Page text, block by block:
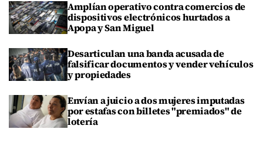
Amplían operativo contra comercios de
dispositivos electrónicos hurtados a
Apopa y San Miguel
Desarticulan una banda acusada de
falsificar documentos y vender vehículos
y propiedades
Envían a juicio a dos mujeres imputadas
por estafas con billetes "premiados" de
lotería